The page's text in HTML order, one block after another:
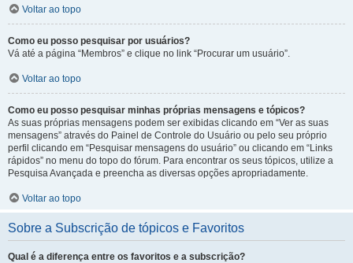
Voltar ao topo
Como eu posso pesquisar por usuários?
Vá até a página “Membros” e clique no link “Procurar um usuário”.
Voltar ao topo
Como eu posso pesquisar minhas próprias mensagens e tópicos?
As suas próprias mensagens podem ser exibidas clicando em “Ver as suas
mensagens” através do Painel de Controle do Usuário ou pelo seu próprio
perfil clicando em “Pesquisar mensagens do usuário” ou clicando em “Links
rápidos” no menu do topo do fórum. Para encontrar os seus tópicos, utilize a
Pesquisa Avançada e preencha as diversas opções apropriadamente.
Voltar ao topo
Sobre a Subscrição de tópicos e Favoritos
Qual é a diferença entre os favoritos e a subscrição?